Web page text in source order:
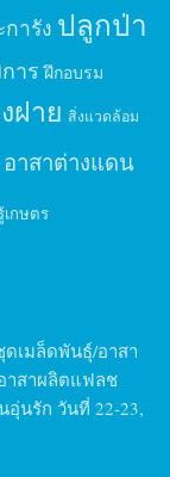
ารัง ปลูกป่า
าร ฝึกอบรม
ฝาย สิ่งแวดล้อม
อาสาต่างแดน
เกษตร
เมล็ดพันธุ์/อาสา
าสาผลิตแฟลช
อุ่นรัก วันที่ 22-23,